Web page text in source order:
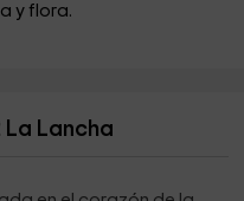
y flora.
La Lancha